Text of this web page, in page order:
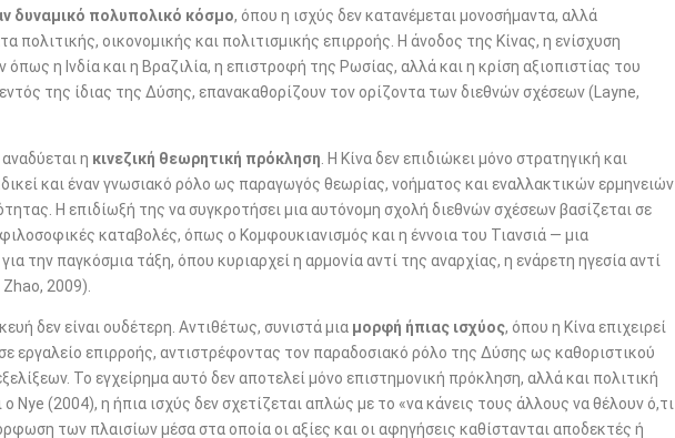
δυναμικό πολυπολικό κόσμο, όπου η ισχύς δεν κατανέμεται μονοσήμαντα, αλλά
πολιτικής, οικονομικής και πολιτισμικής επιρροής. Η άνοδος της Κίνας, η ενίσχυση
η Ινδία και η Βραζιλία, η επιστροφή της Ρωσίας, αλλά και η κρίση αξιοπιστίας του
της ίδιας της Δύσης, επανακαθορίζουν τον ορίζοντα των διεθνών σχέσεων (Layne,
η κινεζική θεωρητική πρόκληση . Η Κίνα δεν επιδιώκει μόνο στρατηγική και
και έναν γνωσιακό ρόλο ως παραγωγός θεωρίας, νοήματος και εναλλακτικών ερμηνειών
Η επιδίωξή της να συγκροτήσει μια αυτόνομη σχολή διεθνών σχέσεων βασίζεται σε
φιλοσοφικές καταβολές, όπως ο Κομφουκιανισμός και η έννοια του Τιανσιά — μια
την παγκόσμια τάξη, όπου κυριαρχεί η αρμονία αντί της αναρχίας, η ενάρετη ηγεσία αντί
2009).
δεν είναι ουδέτερη. Αντιθέτως, συνιστά μια μορφή ήπιας ισχύος, όπου η Κίνα επιχειρεί
εργαλείο επιρροής, αντιστρέφοντας τον παραδοσιακό ρόλο της Δύσης ως καθοριστικού
Το εγχείρημα αυτό δεν αποτελεί μόνο επιστημονική πρόκληση, αλλά και πολιτική
Nye (2004), η ήπια ισχύς δεν σχετίζεται απλώς με το «να κάνεις τους άλλους να θέλουν ό,τι
των πλαισίων μέσα στα οποία οι αξίες και οι αφηγήσεις καθίστανται αποδεκτές ή